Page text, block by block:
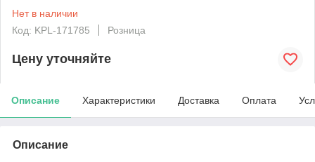
Нет в наличии
Код: KPL-171785
Розница
Цену уточняйте
Описание Характеристики Доставка Оплата
Описание